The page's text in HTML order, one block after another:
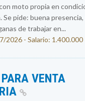
moto propia en
Se pide: buena
de trabajar en...
2026 - Salario: 1.400.000
VENTA